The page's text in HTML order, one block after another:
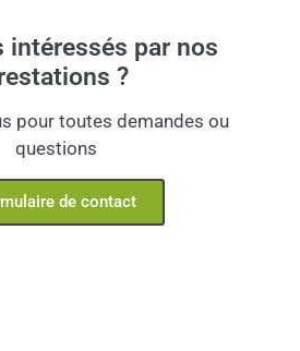
intéressés par nos
?
pour toutes demandes ou
questions
de contact